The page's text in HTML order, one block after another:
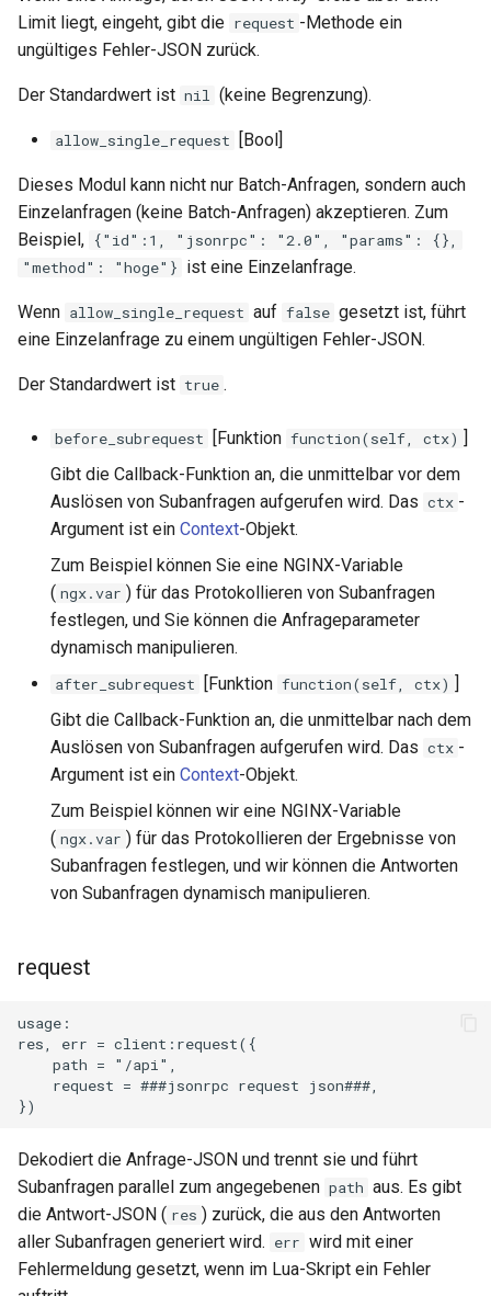
keyval
label
length-hiding
let
limit-traffic-rate
link
log-var-set
log-zmq
loop-detect
lua-upstream
lua
markdown
naxsi
nchan
ntlm
otel
passenger
perl
Limit liegt, eingeht, gibt die request -Methode ein
ungültiges Fehler-JSON zurück.
Der Standardwert ist nil (keine Begrenzung).
allow_single_request [Bool]
Dieses Modul kann nicht nur Batch-Anfragen, sondern auch
Einzelanfragen (keine Batch-Anfragen) akzeptieren. Zum
Beispiel, {"id":1, "jsonrpc": "2.0", "params": {},
"method": "hoge"} ist eine Einzelanfrage.
Wenn allow_single_request auf false gesetzt ist, führt
eine Einzelanfrage zu einem ungültigen Fehler-JSON.
Der Standardwert ist true .
before_subrequest [Funktion function(self, ctx) ]
Gibt die Callback-Funktion an, die unmittelbar vor dem
Auslösen von Subanfragen aufgerufen wird. Das ctx -
Argument ist ein Context-Objekt.
Zum Beispiel können Sie eine NGINX-Variable
( ngx.var ) für das Protokollieren von Subanfragen
festlegen, und Sie können die Anfrageparameter
dynamisch manipulieren.
after_subrequest [Funktion function(self, ctx) ]
Gibt die Callback-Funktion an, die unmittelbar nach dem
Auslösen von Subanfragen aufgerufen wird. Das ctx -
Argument ist ein Context-Objekt.
Zum Beispiel können wir eine NGINX-Variable
( ngx.var ) für das Protokollieren der Ergebnisse von
Subanfragen festlegen, und wir können die Antworten
von Subanfragen dynamisch manipulieren.
request
usage:
res, err = client:request({
    path = "/api",
    request = ###jsonrpc request json###,
Dekodiert die Anfrage-JSON und trennt sie und führt
Subanfragen parallel zum angegebenen path aus. Es gibt
die Antwort-JSON ( res ) zurück, die aus den Antworten
aller Subanfragen generiert wird. err wird mit einer
Fehlermeldung gesetzt, wenn im Lua-Skript ein Fehler